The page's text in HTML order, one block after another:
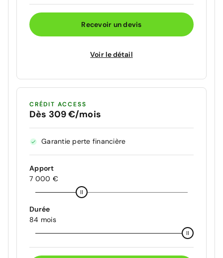
Recevoir un devis
Voir le détail
CRÉDIT ACCESS
Dès 309 €/mois
Garantie perte financière
Apport
7 000 €
Durée
84 mois